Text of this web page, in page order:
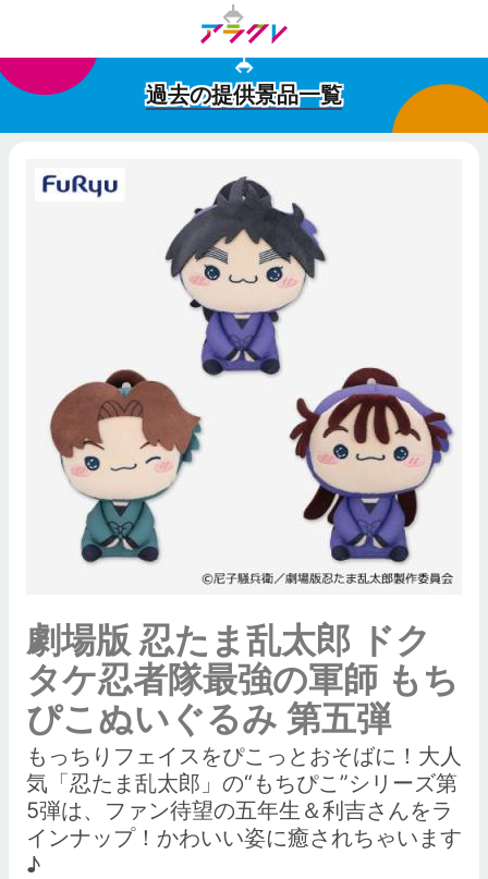
過去の提供景品一覧
劇場版 忍たま乱太郎 ドク
タケ忍者隊最強の軍師 もち
ぴこぬいぐるみ 第五弾
もっちりフェイスをぴこっとおそばに！大人
気「忍たま乱太郎」の“もちぴこ”シリーズ第
5弾は、ファン待望の五年生＆利吉さんをラ
インナップ！かわいい姿に癒されちゃいます
♪